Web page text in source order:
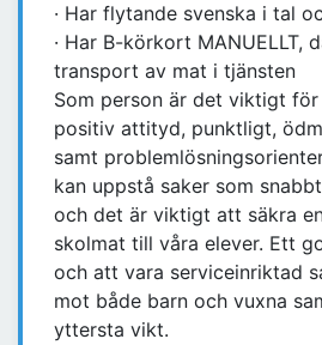
· Har flytande svenska i tal
· Har B-körkort MANUELLT,
transport av mat i tjänsten
Som person är det viktigt
positiv attityd, punktligt,
samt
kan uppstå saker som
och det är viktigt att säkra
skolmat till våra elever. Ett
och att vara serviceinriktad
mot både barn och vuxna
yttersta vikt.